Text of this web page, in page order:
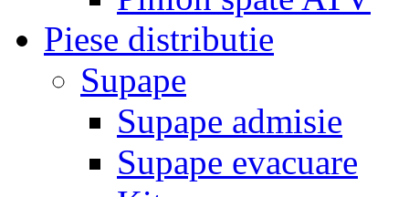
Piese distributie
Supape
Supape admisie
Supape evacuare